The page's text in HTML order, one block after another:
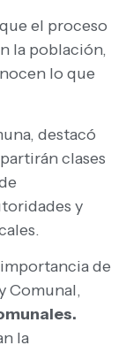
el proceso
la población,
lo que
destacó
clases
y
de
Comunal,
la